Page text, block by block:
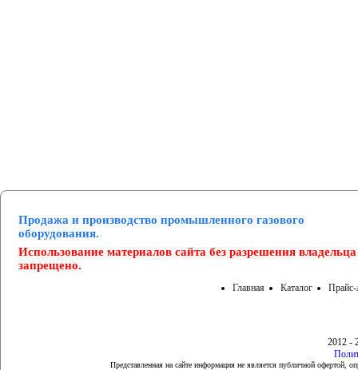
Продажа и производство промышленного газового
оборудования.
Использование материалов сайта без разрешения владельца
запрещено.
Главная Каталог Прайс-
2012 -
Представленная на сайте информация не является публичной